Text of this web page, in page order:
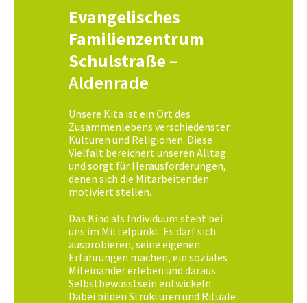
Evangelisches
Familienzentrum
Schulstraße –
Aldenrade
Unsere Kita ist ein Ort des
Zusammenlebens verschiedenster
Kulturen und Religionen. Diese
Vielfalt bereichert unseren Alltag
und sorgt für Herausforderungen,
denen sich die Mitarbeitenden
motiviert stellen.
Das Kind als Individuum steht bei
uns im Mittelpunkt. Es darf sich
ausprobieren, seine eigenen
Erfahrungen machen, ein soziales
Miteinander erleben und daraus
Selbstbewusstsein entwickeln.
Dabei bilden Strukturen und Rituale